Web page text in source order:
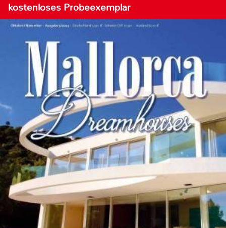
kostenloses Probeexemplar